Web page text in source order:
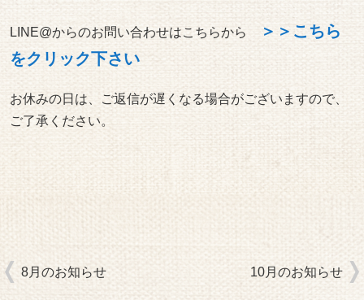
LINE@からのお問い合わせはこちらから ＞＞ こちら
をクリック下さい
お休みの日は、ご返信が遅くなる場合がございますので、
ご了承ください。
8月のお知らせ 10月のお知らせ